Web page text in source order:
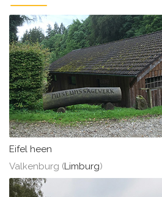
Eifel heen
Valkenburg (Limburg)